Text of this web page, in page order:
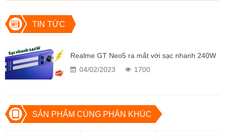
thua kém gì những dòng máy cao cấp.
TIN TỨC
Realme GT Neo5 ra mắt với sạc nhanh 240W
04/02/2023
1700
SẢN PHẨM CÙNG PHÂN KHÚC